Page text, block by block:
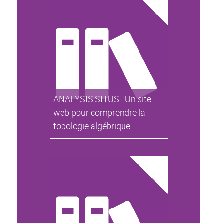
ANALYSIS SITUS : Un site
web pour comprendre la
topologie algébrique